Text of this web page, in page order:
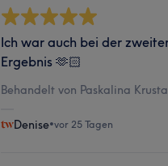
Ich war auch bei der
Ergebnis 🫶🏻
Behandelt von Paskalina
Denise•vor 25 Tagen